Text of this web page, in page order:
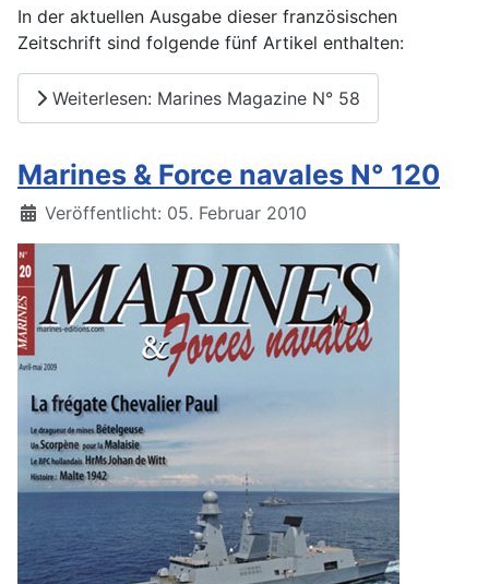
In der aktuellen Ausgabe dieser französischen
Zeitschrift sind folgende fünf Artikel enthalten:
Weiterlesen: Marines Magazine N° 58
Marines & Force navales N° 120
Details
Veröffentlicht: 05. Februar 2010